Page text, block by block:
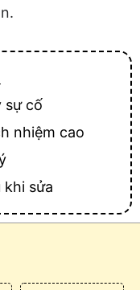
sự cố
nhiệm cao
khi sửa